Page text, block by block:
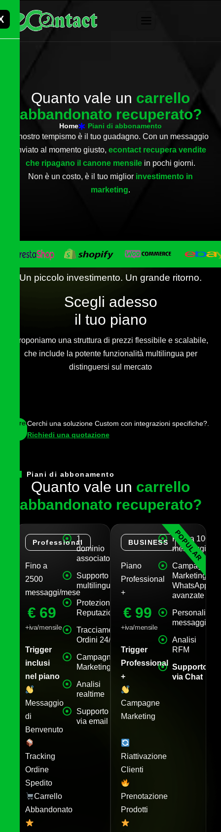
Quanto vale un carrello
abbandonato recuperato?
Home Piani di abbonamento
Il nostro tempismo è il tuo guadagno. Con un messaggio
inviato al momento giusto, econtact recupera vendite
che ripagano il canone mensile in pochi giorni.
Non è un costo, è il tuo miglior investimento in
marketing.
Un piccolo investimento. Un grande ritorno.
Scegli adesso
il tuo piano
Proponiamo una struttura di prezzi flessibile e scalabile,
che include la potente funzionalità multilingua per
distinguersi sul mercato
FreeCerchi una soluzione Custom con integrazioni specifiche?.
Richiedi una quotazione
Piani di abbonamento
Quanto vale un carrello
abbandonato recuperato?
Professional
Fino a
2500
messaggi/mese
€ 69
+iva/mensile
Trigger
inclusi
nel piano
Messaggio
di
Benvenuto
Tracking
Ordine
Spedito
Carrello
Abbandonato
1
dominio
associato
Supporto
multilingua
Protezione
Reputazione
Tracciamento
Ordini 24/7
Campagne
Marketing
Analisi
realtime
Supporto
via email
BUSINESS
Piano
Professional
+
€ 99
+iva/mensile
Trigger
Professional
+
Campagne
Marketing
Riattivazione
Clienti
Prenotazione
Prodotti
Fino a 10000
messaggi/
Campagne
Marketing
WhatsApp
avanzate
messaggi
Analisi
RFM
Supporto
via Chat
POPULAR